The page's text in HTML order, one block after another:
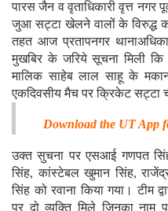
पारस जैन व वृताधिकारी वृत्त नगर
जुआ सट्टा खेलने वालों के विरुद्ध
तहत आज प्रतापनगर
मुखबिर के जरिये सूचना मिली
मालिक साहेब लाल साहू के
एकदिवसीय मैच पर क्रिकेट सट्टा
Download the UT App
उक्त सुचना पर एसआई गणपत
सिंह, कांस्टेबल खुमान सिंह,
सिंह को रवाना किया गया। टीम
पर दो व्यक्ति मिले जिनका नाम